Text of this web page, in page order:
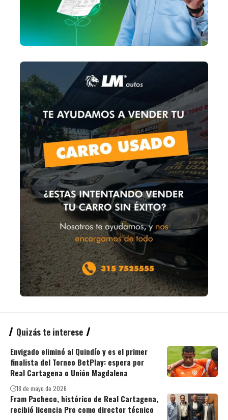
Quizás te interese
Envigado eliminó al Quindío y es el primer
finalista del Torneo BetPlay: espera por
Real Cartagena o Unión Magdalena
18 de mayo de 2026
Fram Pacheco, histórico de Real Cartagena,
recibió licencia Pro como director técnico